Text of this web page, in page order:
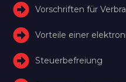
Vorschriften für
Vorteile einer
Steuerbefreiung